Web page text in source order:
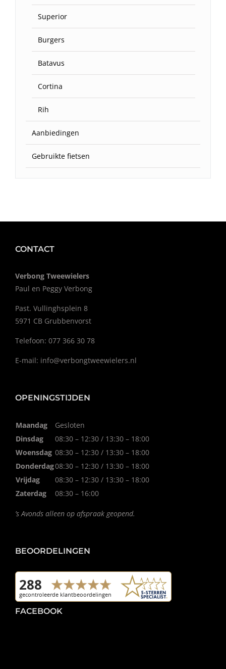
Superior
Burgers
Batavus
Cortina
Rih
Aanbiedingen
Gebruikte fietsen
CONTACT
Verbong Tweewielers
Paul en Peggy Verbong
Past. Vullinghsplein 8
5971 CB Grubbenvorst
Telefoon: 077 366 30 78
E-mail: info@verbongtweewielers.nl
OPENINGSTIJDEN
Maandag
Gesloten
Dinsdag
08:30 – 12:30 / 13:30 – 18:00
Woensdag 08:30 – 12:30 / 13:30 – 18:00
Donderdag08:30 – 12:30 / 13:30 – 18:00
Vrijdag
08:30 – 12:30 / 13:30 – 18:00
Zaterdag
08:30 – 16:00
’s Avonds alleen op afspraak geopend.
BEOORDELINGEN
FACEBOOK